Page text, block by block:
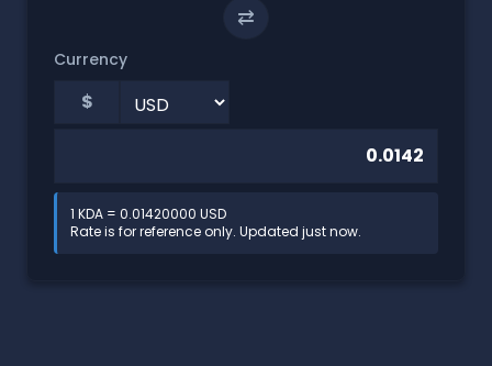
⇄
Currency
$
1 KDA = 0.01420000 USD
Rate is for reference only. Updated just now.